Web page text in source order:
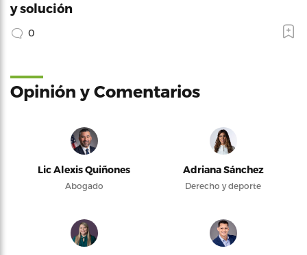
y solución
0
Opinión y Comentarios
Lic Alexis Quiñones
Abogado
Adriana Sánchez
Derecho y deporte